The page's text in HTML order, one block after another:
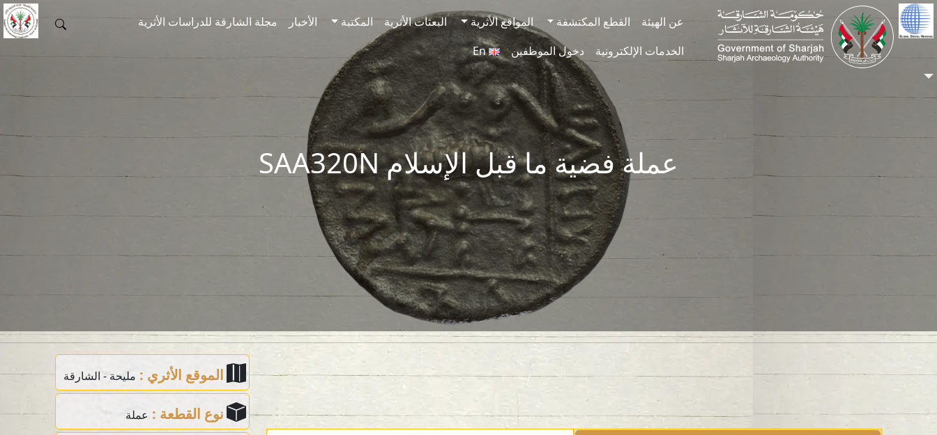
Skip to main content
عن الهيئة
القطع المكتشفة المواقع الأثرية البعثات الأثرية المكتبة الأخبار
مجلة الشارقة للدراسات الأثرية
الخدمات الإلكترونية
دخول الموظفين En
عملة فضية ما قبل الإسلام SAA320N
الموقع الأثري : مليحة - الشارقة
نوع القطعة : عملة